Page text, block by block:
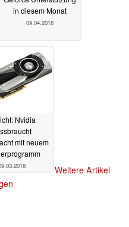
in diesem Monat
09.04.2018
Nvidia
mit neuem
Weitere Artikel